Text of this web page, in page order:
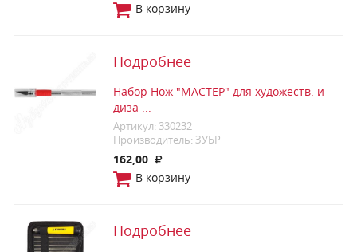
В корзину
Подробнее
Набор Нож "МАСТЕР" для художеств. и
диза ...
Артикул: 330232
Производитель: ЗУБР
162,00
В корзину
Подробнее